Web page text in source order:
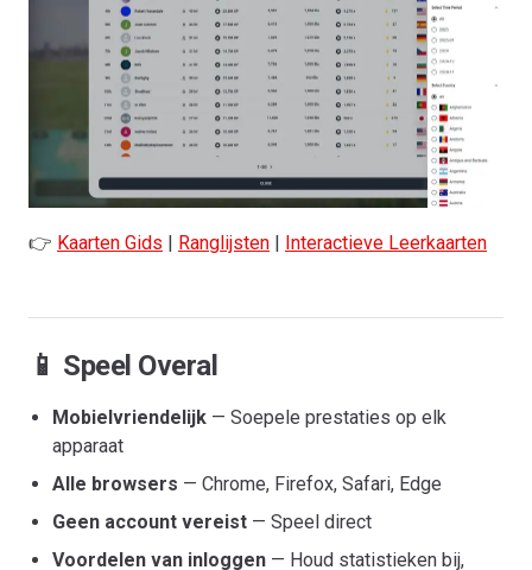
👉 Kaarten Gids | Ranglijsten | Interactieve Leerkaarten
📱 Speel Overal
Mobielvriendelijk — Soepele prestaties op elk
apparaat
Alle browsers — Chrome, Firefox, Safari, Edge
Geen account vereist — Speel direct
Voordelen van inloggen — Houd statistieken bij,